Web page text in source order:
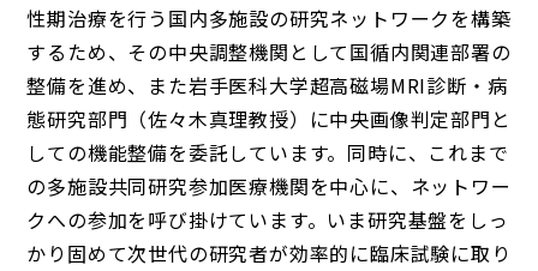
性期治療を行う国内多施設の研究ネットワークを構築
するため、その中央調整機関として国循内関連部署の
整備を進め、また岩手医科大学超高磁場MRI診断・病
態研究部門（佐々木真理教授）に中央画像判定部門と
しての機能整備を委託しています。同時に、これまで
の多施設共同研究参加医療機関を中心に、ネットワー
クへの参加を呼び掛けています。いま研究基盤をしっ
かり固めて次世代の研究者が効率的に臨床試験に取り